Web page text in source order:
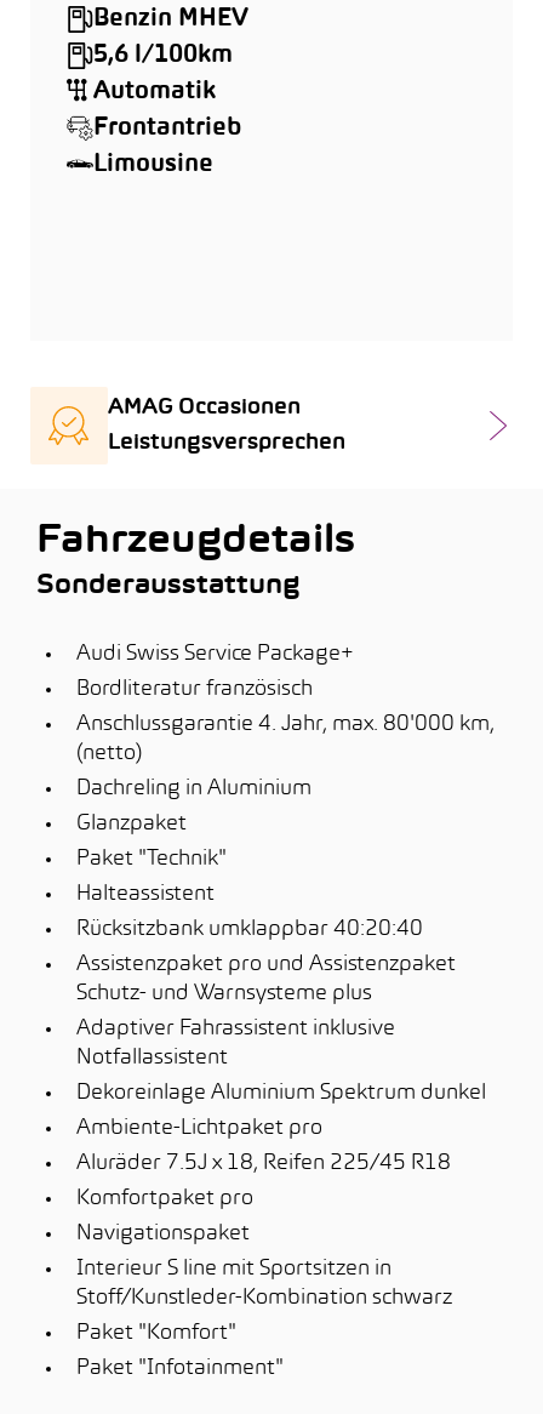
Benzin MHEV
5,6 l/100km
Automatik
Frontantrieb
Limousine
AMAG Occasionen
Leistungsversprechen
Fahrzeugdetails
Sonderausstattung
Audi Swiss Service Package+
Bordliteratur französisch
Anschlussgarantie 4. Jahr, max. 80'000 km,
(netto)
Dachreling in Aluminium
Glanzpaket
Paket "Technik"
Halteassistent
Rücksitzbank umklappbar 40:20:40
Assistenzpaket pro und Assistenzpaket
Schutz- und Warnsysteme plus
Adaptiver Fahrassistent inklusive
Notfallassistent
Dekoreinlage Aluminium Spektrum dunkel
Ambiente-Lichtpaket pro
Aluräder 7.5J x 18, Reifen 225/45 R18
Komfortpaket pro
Navigationspaket
Interieur S line mit Sportsitzen in
Stoff/Kunstleder-Kombination schwarz
Paket "Komfort"
Paket "Infotainment"